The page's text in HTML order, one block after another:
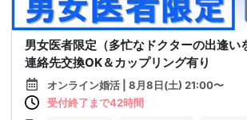
男女医者限定（多忙なドクターの出逢
連絡先交換OK＆カップリング有り
オンライン婚活 | 8月8日(土) 21:00〜
受付終了まで42時間